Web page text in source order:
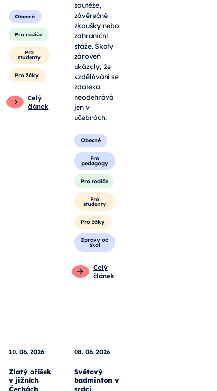
Obecné
Pro rodiče
Pro
studenty
Pro žáky
Celý
článek
soutěže,
závěrečné
zkoušky nebo
zahraniční
stáže. Školy
zároveň
ukázaly, že
vzdělávání se
zdaleka
neodehrává
jen v
učebnách.
Obecné
Pro
pedagogy
Pro rodiče
Pro
studenty
Pro žáky
Zprávy od
škol
Celý
článek
10. 06. 2026
Zlatý oříšek
v jižních
Čechách
08. 06. 2026
Světový
badminton v
srdci